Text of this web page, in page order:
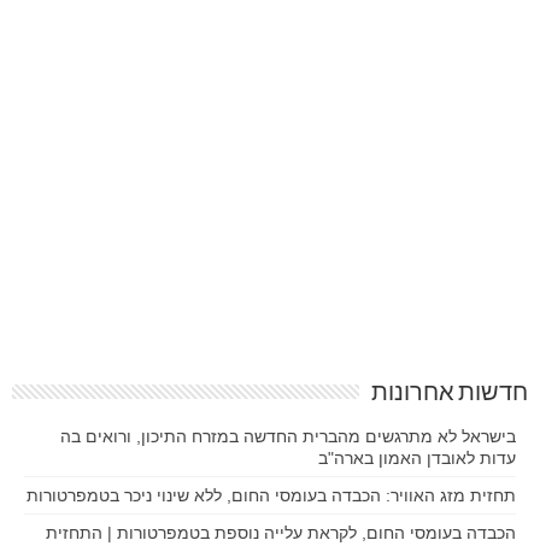
חדשות אחרונות
בישראל לא מתרגשים מהברית החדשה במזרח התיכון, ורואים בה
עדות לאובדן האמון בארה"ב
תחזית מזג האוויר: הכבדה בעומסי החום, ללא שינוי ניכר בטמפרטורות
הכבדה בעומסי החום, לקראת עלייה נוספת בטמפרטורות | התחזית